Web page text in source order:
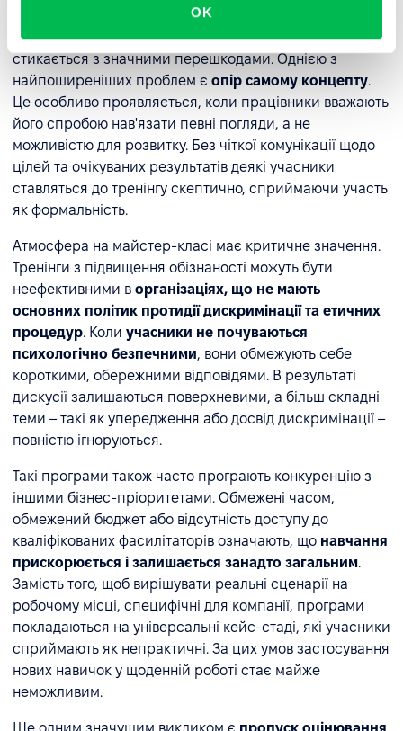
OK
Тренінг із підвищення обізнаності є цінним
інструментом HR, але його впровадження часто
стикається з значними перешкодами. Однією з
найпоширеніших проблем є опір самому концепту.
Це особливо проявляється, коли працівники вважають
його спробою нав'язати певні погляди, а не
можливістю для розвитку. Без чіткої комунікації щодо
цілей та очікуваних результатів деякі учасники
ставляться до тренінгу скептично, сприймаючи участь
як формальність.
Атмосфера на майстер-класі має критичне значення.
Тренінги з підвищення обізнаності можуть бути
неефективними в організаціях, що не мають
основних політик протидії дискримінації та етичних
процедур. Коли учасники не почуваються
психологічно безпечними, вони обмежують себе
короткими, обережними відповідями. В результаті
дискусії залишаються поверхневими, а більш складні
теми – такі як упередження або досвід дискримінації –
повністю ігноруються.
Такі програми також часто програють конкуренцію з
іншими бізнес-пріоритетами. Обмежені часом,
обмежений бюджет або відсутність доступу до
кваліфікованих фасилітаторів означають, що навчання
прискорюється і залишається занадто загальним.
Замість того, щоб вирішувати реальні сценарії на
робочому місці, специфічні для компанії, програми
покладаються на універсальні кейс-стаді, які учасники
сприймають як непрактичні. За цих умов застосування
нових навичок у щоденній роботі стає майже
неможливим.
Ще одним значущим викликом є пропуск оцінювання